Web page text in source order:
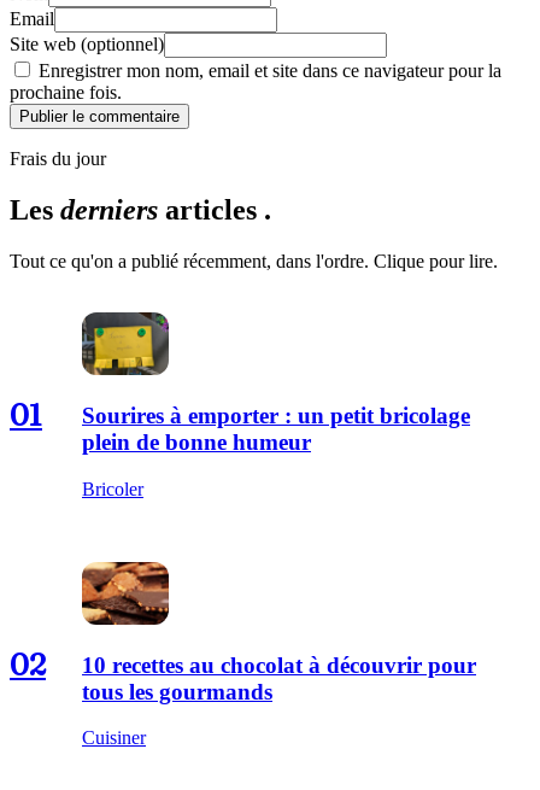
Email
Site web (optionnel)
Enregistrer mon nom, email et site dans ce navigateur pour la
prochaine fois.
Publier le commentaire
Frais du jour
Les derniers articles .
Tout ce qu'on a publié récemment, dans l'ordre. Clique pour lire.
01
Sourires à emporter : un petit bricolage
plein de bonne humeur
Bricoler
02
10 recettes au chocolat à découvrir pour
tous les gourmands
Cuisiner